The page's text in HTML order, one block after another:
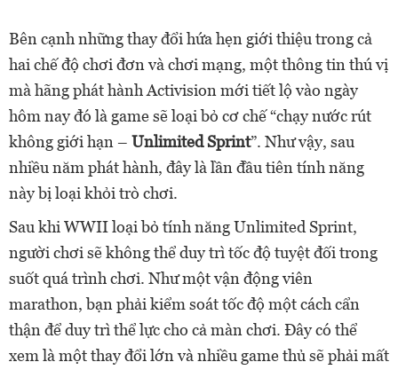
Bên cạnh những thay đổi hứa hẹn giới thiệu trong cả
hai chế độ chơi đơn và chơi mạng, một thông tin thú vị
mà hãng phát hành Activision mới tiết lộ vào ngày
hôm nay đó là game sẽ loại bỏ cơ chế “chạy nước rút
không giới hạn – Unlimited Sprint”. Như vậy, sau
nhiều năm phát hành, đây là lần đầu tiên tính năng
này bị loại khỏi trò chơi.
Sau khi WWII loại bỏ tính năng Unlimited Sprint,
người chơi sẽ không thể duy trì tốc độ tuyệt đối trong
suốt quá trình chơi. Như một vận động viên
marathon, bạn phải kiểm soát tốc độ một cách cẩn
thận để duy trì thể lực cho cả màn chơi. Đây có thể
xem là một thay đổi lớn và nhiều game thủ sẽ phải mất